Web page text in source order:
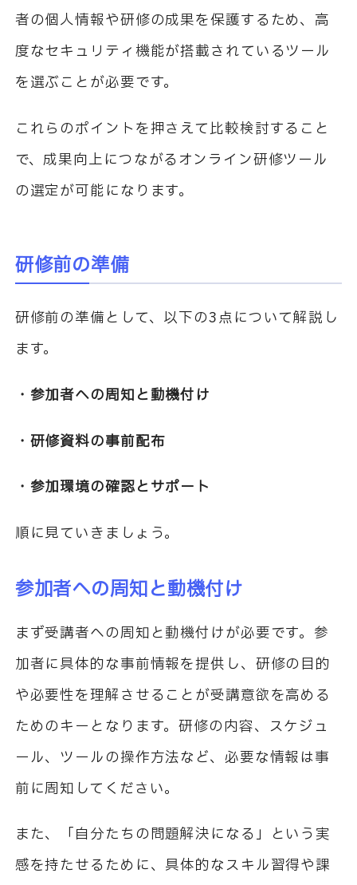
者の個人情報や研修の成果を保護するため、高
度なセキュリティ機能が搭載されているツール
を選ぶことが必要です。
これらのポイントを押さえて比較検討すること
で、成果向上につながるオンライン研修ツール
の選定が可能になります。
研修前の準備
研修前の準備として、以下の3点について解説し
ます。
・参加者への周知と動機付け
・研修資料の事前配布
・参加環境の確認とサポート
順に見ていきましょう。
参加者への周知と動機付け
まず受講者への周知と動機付けが必要です。参
加者に具体的な事前情報を提供し、研修の目的
や必要性を理解させることが受講意欲を高める
ためのキーとなります。研修の内容、スケジュ
ール、ツールの操作方法など、必要な情報は事
前に周知してください。
また、「自分たちの問題解決になる」という実
感を持たせるために、具体的なスキル習得や課